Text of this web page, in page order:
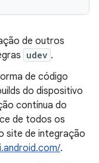
de outros
udev .
de código
do dispositivo
contínua do
de todos os
site de integração
.